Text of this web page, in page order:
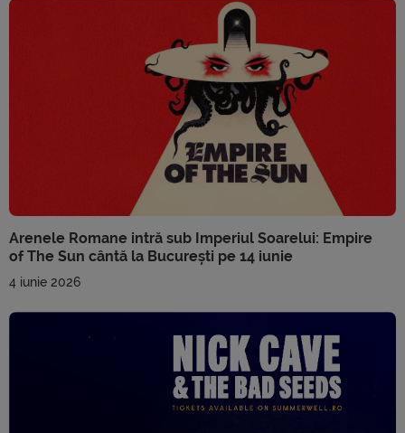
Arenele Romane intră sub Imperiul Soarelui: Empire
of The Sun cântă la București pe 14 iunie
4 iunie 2026